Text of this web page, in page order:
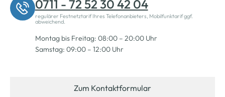
0711 - 72 52 30 42 04
regulärer Festnetztarif Ihres Telefonanbieters, Mobilfunktarif ggf.
abweichend.
Montag bis Freitag: 08:00 – 20:00 Uhr
Samstag: 09:00 – 12:00 Uhr
Zum Kontaktformular